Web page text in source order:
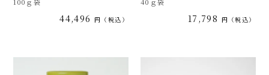
44,496 税込 17,798 税込